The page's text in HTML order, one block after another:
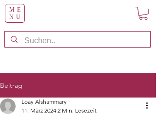
ME
NU
Beitrag
Loay Alshammary
11. März 2024 2 Min. Lesezeit